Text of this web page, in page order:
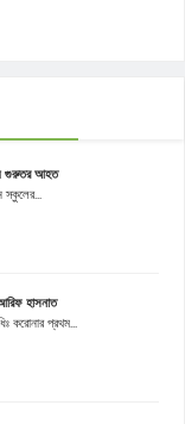
গুরুতর আহত
স্কুলের...
হাসনাত
করোনার প্রথম...